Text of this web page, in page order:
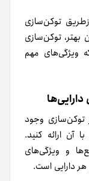
توکن‌سازی
بهتر‌، توکن‌سازی
ویژگی‌های مهم
توکن‌سازی وجود
آن ارائه کنید.
و ویژگی‌های
دارایی است.